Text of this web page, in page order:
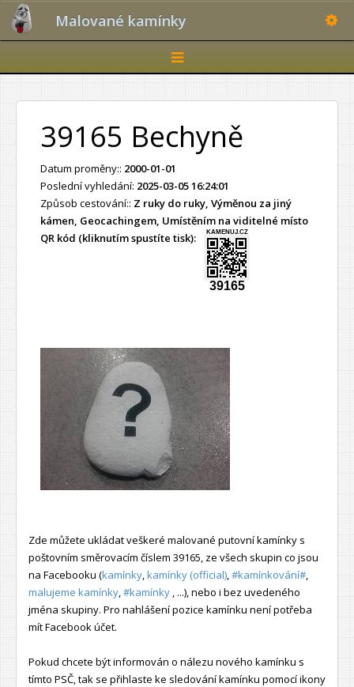
Malované kamínky
Toggle
navigation
39165 Bechyně
Datum proměny:: 2000-01-01
Poslední vyhledání: 2025-03-05 16:24:01
Způsob cestování:: Z ruky do ruky, Výměnou za jiný
kámen, Geocachingem, Umístěním na viditelné místo
QR kód (kliknutím spustíte tisk):
KAMENUJ.CZ
39165
Zde můžete ukládat veškeré malované putovní kamínky s
poštovním směrovacím číslem 39165, ze všech skupin co jsou
na Facebooku (kamínky kamínky (official) #kamínkování#
malujeme kamínky #kamínky , ...), nebo i bez uvedeného
jména skupiny. Pro nahlášení pozice kamínku není potřeba
mít Facebook účet.
Pokud chcete být informován o nálezu nového kamínku s
tímto PSČ, tak se přihlaste ke sledování kamínku pomocí ikony